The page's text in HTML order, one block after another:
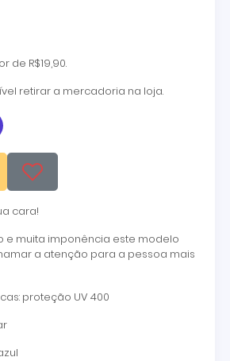
de R$19,90.
retirar a mercadoria na loja.
cara!
e muita imponência este modelo
a atenção para a pessoa mais
proteção UV 400